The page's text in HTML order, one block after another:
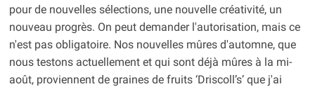
pour de nouvelles sélections, une nouvelle créativité, un
nouveau progrès. On peut demander l'autorisation, mais ce
n'est pas obligatoire. Nos nouvelles mûres d'automne, que
nous testons actuellement et qui sont déjà mûres à la mi-
août, proviennent de graines de fruits ‘Driscoll’s’ que j'ai